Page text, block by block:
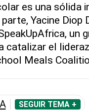
es una sólida
Yacine Diop
un
catalizar el
Meals
SEGUIR TEMA +